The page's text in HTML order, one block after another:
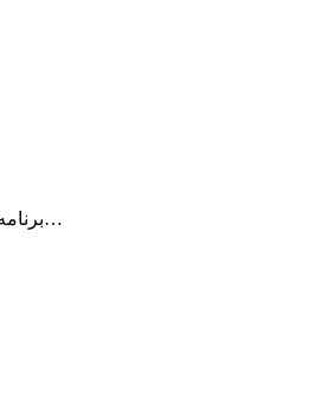
برنامه forecast Bar منتشر شده توسط Forecast.io برنامه ای است که با دسترسی به…